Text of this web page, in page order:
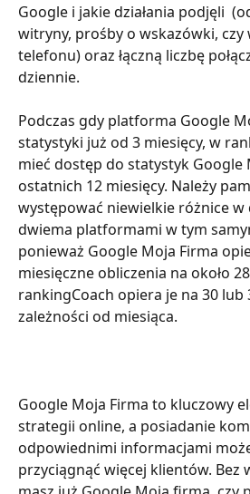
Google i jakie działania podjęli
witryny, prośby o wskazówki, czy
telefonu) oraz łączną liczbę
dziennie.
Podczas gdy platforma Google
statystyki już od 3 miesięcy, w
mieć dostęp do statystyk Google
ostatnich 12 miesięcy. Należy
występować niewielkie różnice w
dwiema platformami w tym
ponieważ Google Moja Firma
miesięczne obliczenia na około
rankingCoach opiera je na 30 lub
zależności od miesiąca.
Google Moja Firma to kluczowy
strategii online, a posiadanie
odpowiednimi informacjami
przyciągnąć więcej klientów. Bez